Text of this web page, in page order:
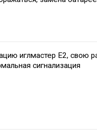
иглмастер Е2, свою
сигнализация